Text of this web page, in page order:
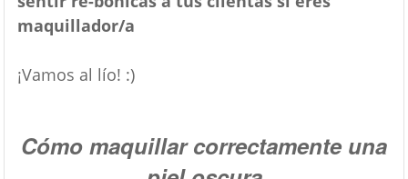
maquillador/a
¡Vamos al lío! :)
Cómo maquillar correctamente una